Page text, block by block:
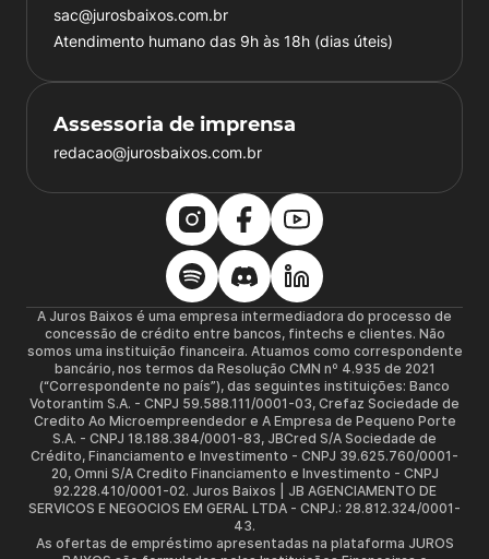
sac@jurosbaixos.com.br
Atendimento humano das 9h às 18h (dias úteis)
Assessoria de imprensa
redacao@jurosbaixos.com.br
A Juros Baixos é uma empresa intermediadora do processo de
concessão de crédito entre bancos, fintechs e clientes. Não
somos uma instituição financeira. Atuamos como correspondente
bancário, nos termos da Resolução CMN nº 4.935 de 2021
(“Correspondente no país”), das seguintes instituições: Banco
Votorantim S.A. - CNPJ 59.588.111/0001-03, Crefaz Sociedade de
Credito Ao Microempreendedor e A Empresa de Pequeno Porte
S.A. - CNPJ 18.188.384/0001-83, JBCred S/A Sociedade de
Crédito, Financiamento e Investimento - CNPJ 39.625.760/0001-
20, Omni S/A Credito Financiamento e Investimento - CNPJ
92.228.410/0001-02. Juros Baixos | JB AGENCIAMENTO DE
SERVICOS E NEGOCIOS EM GERAL LTDA - CNPJ.: 28.812.324/0001-
43.
As ofertas de empréstimo apresentadas na plataforma JUROS